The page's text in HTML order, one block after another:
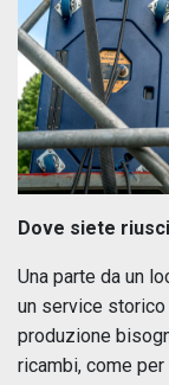
Dove siete
Una parte da un
un service storico
produzione
ricambi, come